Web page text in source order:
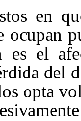
en
ocupan
es el
del
opta